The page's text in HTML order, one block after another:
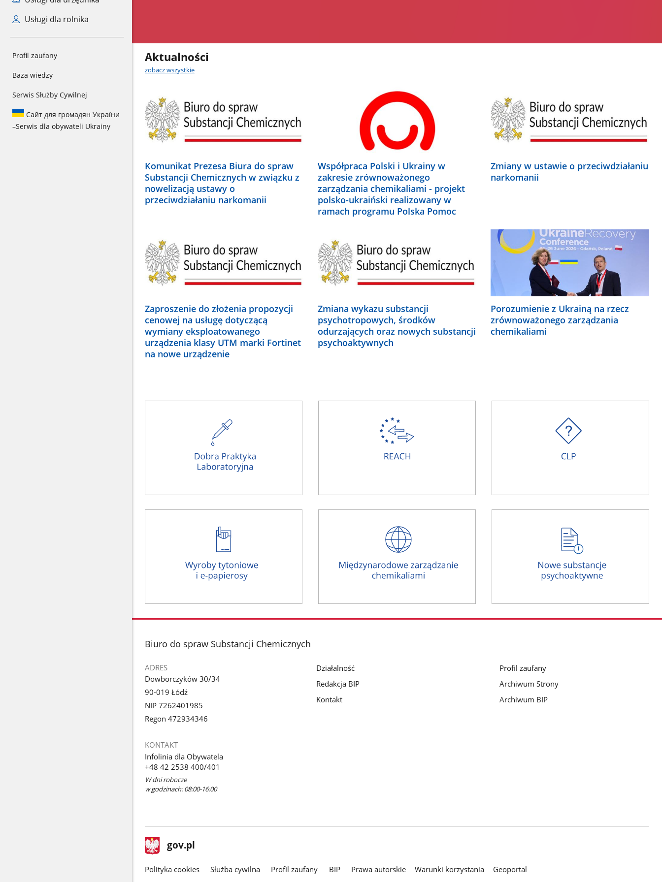
Usługi dla rolnika
Profil zaufany
Baza wiedzy
Serwis Służby Cywilnej
Сайт для громадян України
–Serwis dla obywateli Ukrainy
Aktualności
zobacz wszystkie
Komunikat Prezesa Biura do spraw
Substancji Chemicznych w związku z
nowelizacją ustawy o
przeciwdziałaniu narkomanii
Współpraca Polski i Ukrainy w
zakresie zrównoważonego
zarządzania chemikaliami - projekt
polsko-ukraiński realizowany w
ramach programu Polska Pomoc
Zmiany w ustawie o przeciwdziałaniu
narkomanii
Zaproszenie do złożenia propozycji
cenowej na usługę dotyczącą
wymiany eksploatowanego
urządzenia klasy UTM marki Fortinet
na nowe urządzenie
Zmiana wykazu substancji
psychotropowych, środków
odurzających oraz nowych substancji
psychoaktywnych
Porozumienie z Ukrainą na rzecz
zrównoważonego zarządzania
chemikaliami
stopka
Biuro do spraw Substancji Chemicznych
ADRES
Dowborczyków 30/34
90-019 Łódź
NIP 7262401985
Regon 472934346
KONTAKT
Infolinia dla Obywatela
+48 42 2538 400/401
W dni robocze
w godzinach: 08:00-16:00
Działalność
Redakcja BIP
Kontakt
Profil zaufany
Archiwum Strony
Archiwum BIP
stopka
gov.pl Strona
gov.pl
gov.pl
Polityka cookies Służba cywilna Profil zaufany BIP Prawa autorskie Warunki korzystania Geoportal